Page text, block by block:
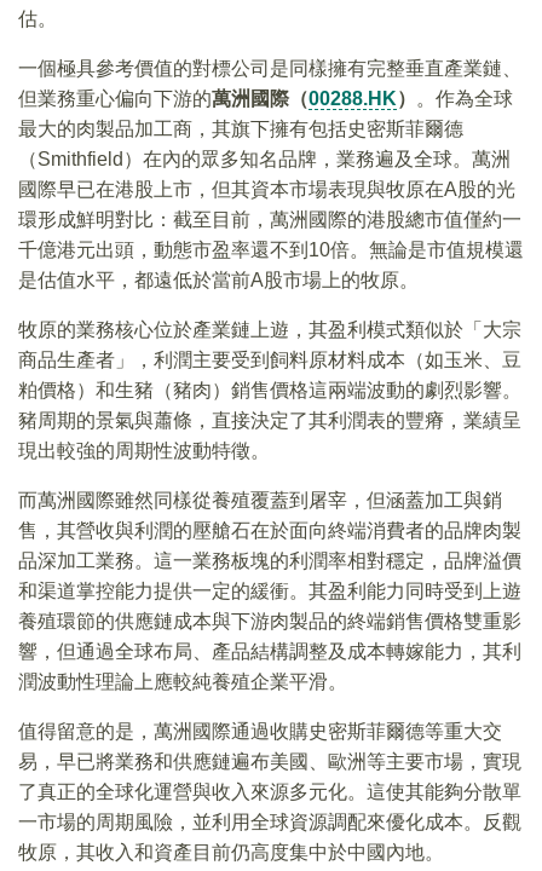
估。
一個極具參考價值的對標公司是同樣擁有完整垂直產業鏈、
但業務重心偏向下游的萬洲國際（00288.HK）
。作為全球
最大的肉製品加工商，其旗下擁有包括史密斯菲爾德
（Smithfield）在內的眾多知名品牌，業務遍及全球。萬洲
國際早已在港股上市，但其資本市場表現與牧原在A股的光
環形成鮮明對比：截至目前，萬洲國際的港股總市值僅約一
千億港元出頭，動態市盈率還不到10倍。無論是市值規模還
是估值水平，都遠低於當前A股市場上的牧原。
牧原的業務核心位於產業鏈上遊，其盈利模式類似於「大宗
商品生產者」，利潤主要受到飼料原材料成本（如玉米、豆
粕價格）和生豬（豬肉）銷售價格這兩端波動的劇烈影響。
豬周期的景氣與蕭條，直接決定了其利潤表的豐瘠，業績呈
現出較強的周期性波動特徵。
而萬洲國際雖然同樣從養殖覆蓋到屠宰，但涵蓋加工與銷
售，其營收與利潤的壓艙石在於面向終端消費者的品牌肉製
品深加工業務。這一業務板塊的利潤率相對穩定，品牌溢價
和渠道掌控能力提供一定的緩衝。其盈利能力同時受到上遊
養殖環節的供應鏈成本與下游肉製品的終端銷售價格雙重影
響，但通過全球布局、產品結構調整及成本轉嫁能力，其利
潤波動性理論上應較純養殖企業平滑。
值得留意的是，萬洲國際通過收購史密斯菲爾德等重大交
易，早已將業務和供應鏈遍布美國、歐洲等主要市場，實現
了真正的全球化運營與收入來源多元化。這使其能夠分散單
一市場的周期風險，並利用全球資源調配來優化成本。反觀
牧原，其收入和資產目前仍高度集中於中國內地。